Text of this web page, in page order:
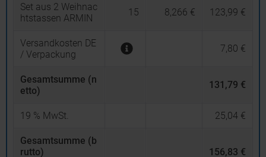
Set aus 2 Weihnac
htstassen ARMIN
15 8,266 € 123,99 €
Versandkosten DE
/ Verpackung
7,80 €
Gesamtsumme (n
etto)
131,79 €
19 % MwSt. 25,04 €
Gesamtsumme (b
rutto)
156,83 €